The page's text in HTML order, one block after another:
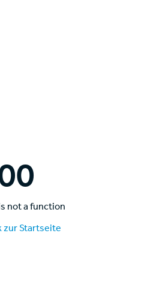
not a function
zur Startseite